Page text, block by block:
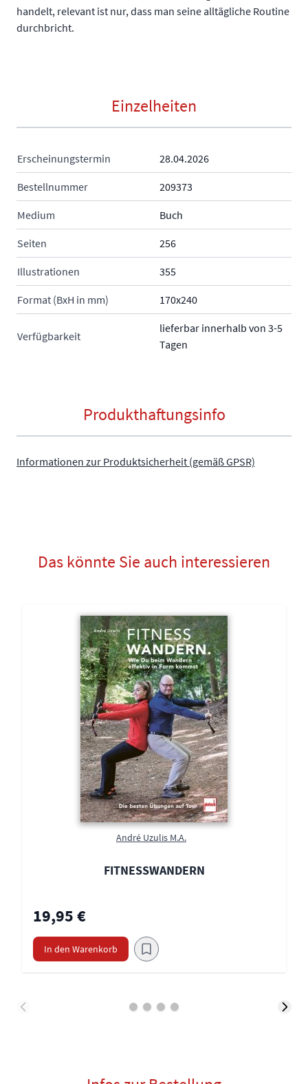
handelt, relevant ist nur, dass man seine alltägliche Routine
durchbricht.
Einzelheiten
Erscheinungstermin 28.04.2026
Bestellnummer 209373
Medium Buch
Seiten 256
Illustrationen 355
Format (BxH in mm) 170x240
Verfügbarkeit
lieferbar innerhalb von 3-5
Tagen
Produkthaftungsinfo
Informationen zur Produktsicherheit (gemäß GPSR)
Das könnte Sie auch interessieren
André Uzulis M.A.
FITNESSWANDERN
19,95 €
In den Warenkorb